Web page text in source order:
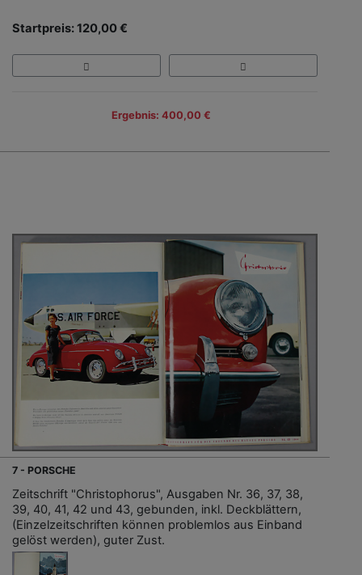
Startpreis: 120,00 €
Ergebnis: 400,00 €
7 - PORSCHE
Zeitschrift "Christophorus", Ausgaben Nr. 36, 37, 38,
39, 40, 41, 42 und 43, gebunden, inkl. Deckblättern,
(Einzelzeitschriften können problemlos aus Einband
gelöst werden), guter Zust.